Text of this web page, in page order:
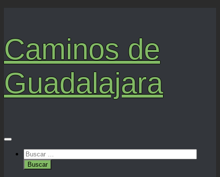
Caminos de
Guadalajara
Buscar: